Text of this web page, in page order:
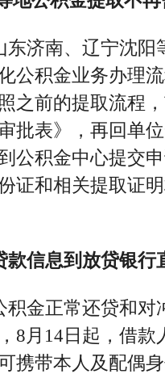
东济南、辽宁沈阳
公积金业务办理
之前的提取流程
批表》，再回单
公积金中心提交
证和相关提取证
款信息到放贷银行
积金正常还贷和对
8月14日起，借
携带本人及配偶